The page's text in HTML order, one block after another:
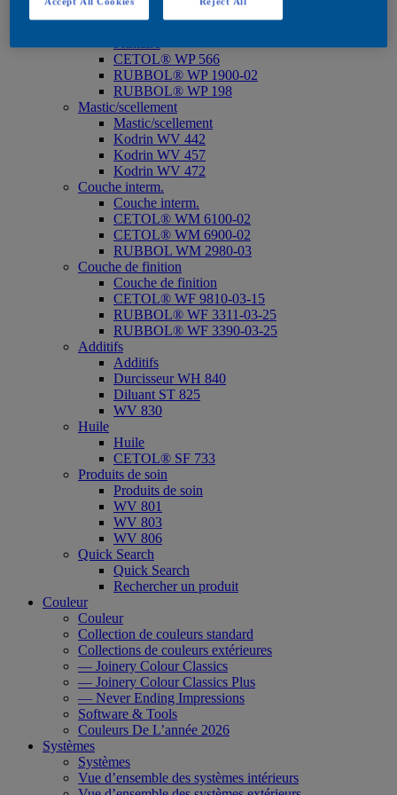
CETOL® WP 567 BPD*
CETOL® WP 566
RUBBOL® WP 1900-02
RUBBOL® WP 198
Mastic/scellement
Mastic/scellement
Kodrin WV 442
Kodrin WV 457
Kodrin WV 472
Couche interm.
Couche interm.
CETOL® WM 6100-02
CETOL® WM 6900-02
RUBBOL WM 2980-03
Couche de finition
Couche de finition
CETOL® WF 9810-03-15
RUBBOL® WF 3311-03-25
RUBBOL® WF 3390-03-25
Additifs
Additifs
Durcisseur WH 840
Diluant ST 825
WV 830
Huile
Huile
CETOL® SF 733
Produits de soin
Produits de soin
WV 801
WV 803
WV 806
Quick Search
Quick Search
Rechercher un produit
Couleur
Couleur
Collection de couleurs standard
Collections de couleurs extérieures
— Joinery Colour Classics
— Joinery Colour Classics Plus
— Never Ending Impressions
Software & Tools
Couleurs De L’année 2026
Systèmes
Systèmes
Vue d’ensemble des systèmes intérieurs